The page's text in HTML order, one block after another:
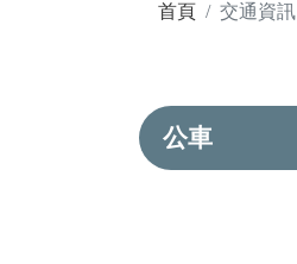
首頁 交通資訊
公車